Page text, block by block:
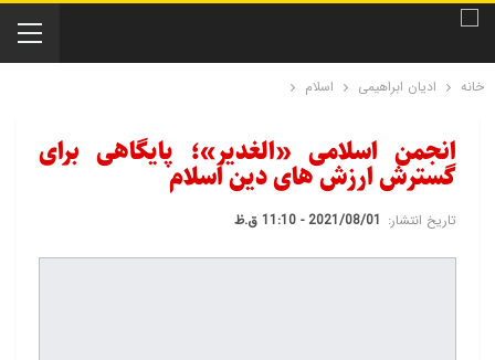
خانه ادیان ابراهیمی اسلام
انجمن اسلامی «الغدیر»؛ پایگاهی برای
گسترش ارزش های دین اسلام
تاریخ انتشار: 2021/08/01 - 11:10 ق.ظ